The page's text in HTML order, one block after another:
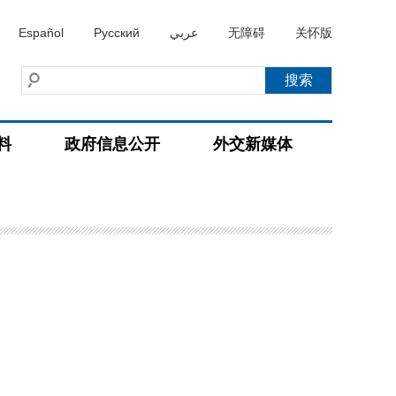
Español Русский عربي 无障碍 关怀版
政府信息公开 外交新媒体